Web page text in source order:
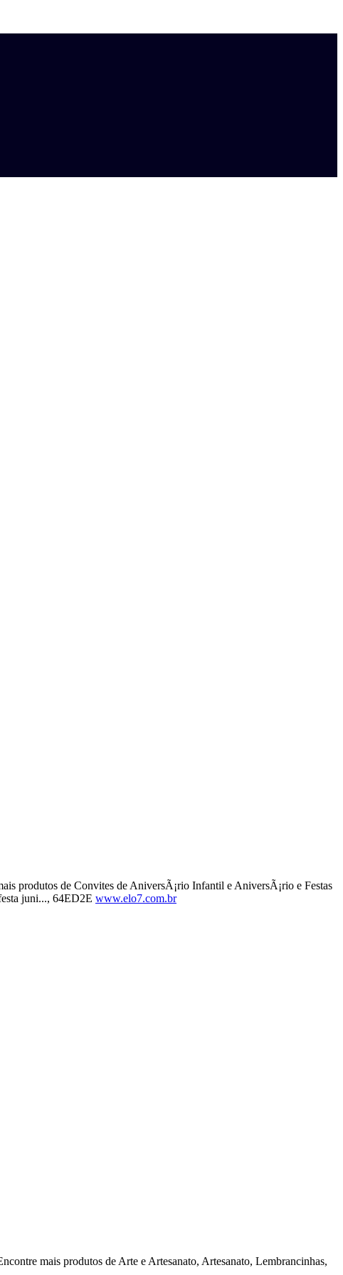
produtos de Convites de AniversÃ¡rio Infantil e AniversÃ¡rio e Festas
juni..., 64ED2E www.elo7.com.br
mais produtos de Arte e Artesanato, Artesanato, Lembrancinhas,